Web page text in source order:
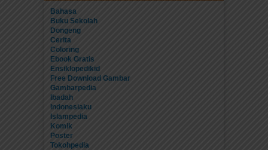
Bahasa
Buku Sekolah
Dongeng
Cerita
Coloring
Ebook Gratis
Ensiklopedikid
Free Download Gambar
Gambarpedia
Ibadah
Indonesiaku
Islampedia
Komik
Poster
Tokohpedia